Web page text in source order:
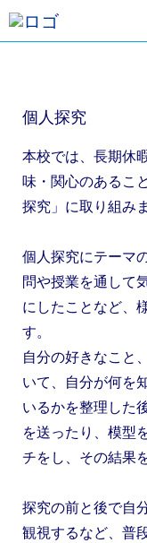
個人探究
本校では、長期休
味・関心のあるこ
探究」に取り組みま
個人探究にテーマ
問や授業を通して
にしたことなど、
す。
自分の好きなこと
いて、自分が何を
いるかを整理した
を送ったり、模型
チをし、その結果
探究の前と後で自
観視するなど、普